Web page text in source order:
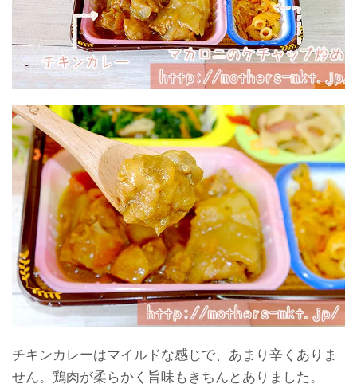
チキンカレーはマイルドな感じで、あまり辛くありま
せん。鶏肉が柔らかく旨味もきちんとありました。